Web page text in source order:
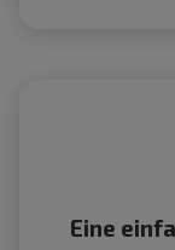
Eine